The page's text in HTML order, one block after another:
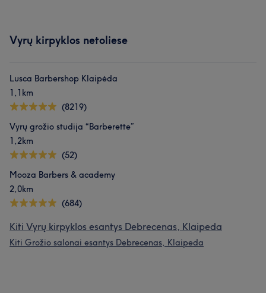
Vyrų kirpyklos netoliese
Lusca Barbershop Klaipėda
1,1km
(8219)
Vyrų grožio studija “Barberette”
1,2km
(52)
Mooza Barbers & academy
2,0km
(684)
Kiti Vyrų kirpyklos esantys Debrecenas, Klaipeda
Kiti Grožio salonai esantys Debrecenas, Klaipeda